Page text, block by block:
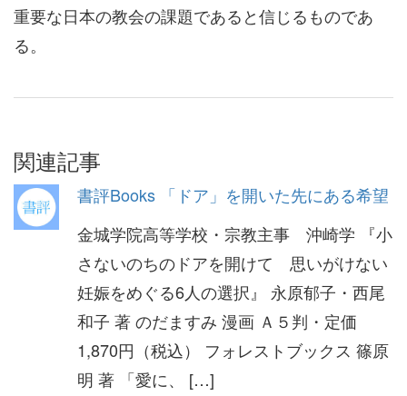
重要な日本の教会の課題であると信じるものであ
る。
関連記事
書評Books 「ドア」を開いた先にある希望
金城学院高等学校・宗教主事 沖崎学 『小
さないのちのドアを開けて 思いがけない
妊娠をめぐる6人の選択』 永原郁子・西尾
和子 著 のだますみ 漫画 Ａ５判・定価
1,870円（税込） フォレストブックス 篠原
明 著 「愛に、 […]